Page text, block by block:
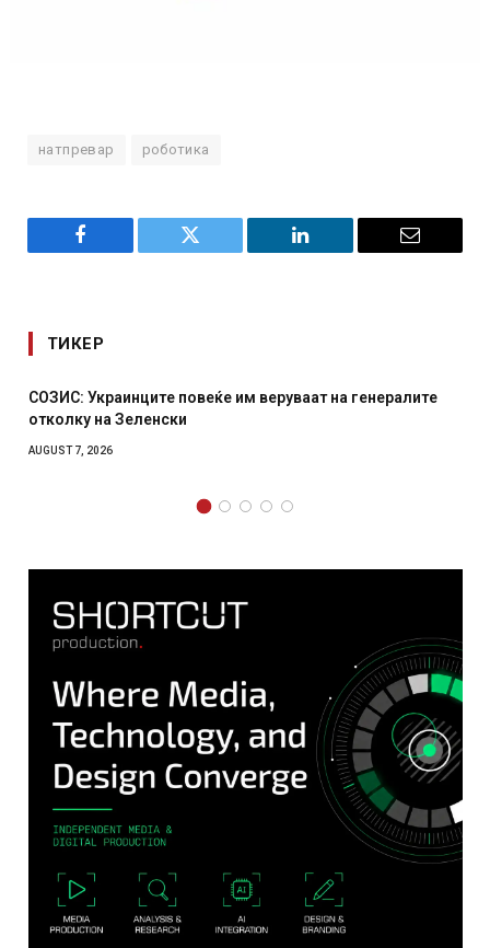
натпревар роботика
Facebook Twitter LinkedIn Email
ТИКЕР
СОЗИС: Украинците повеќе им веруваат на генералите
отколку на Зеленски
AUGUST 7, 2026